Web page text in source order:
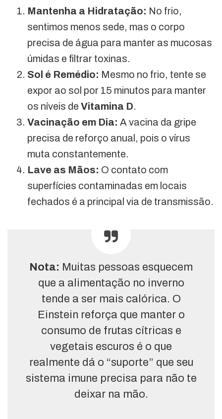
Mantenha a Hidratação: No frio,
sentimos menos sede, mas o corpo
precisa de água para manter as mucosas
úmidas e filtrar toxinas.
Sol é Remédio: Mesmo no frio, tente se
expor ao sol por 15 minutos para manter
os níveis de Vitamina D.
Vacinação em Dia: A vacina da gripe
precisa de reforço anual, pois o vírus
muta constantemente.
Lave as Mãos: O contato com
superfícies contaminadas em locais
fechados é a principal via de transmissão.
Nota: Muitas pessoas esquecem
que a alimentação no inverno
tende a ser mais calórica. O
Einstein reforça que manter o
consumo de frutas cítricas e
vegetais escuros é o que
realmente dá o “suporte” que seu
sistema imune precisa para não te
deixar na mão.